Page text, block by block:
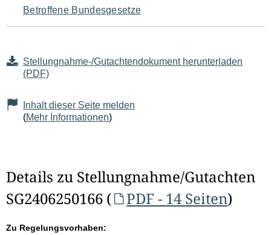
Betroffene Bundesgesetze
Stellungnahme-/Gutachtendokument herunterladen
(PDF)
Inhalt dieser Seite melden
(Mehr Informationen)
Details zu Stellungnahme/Gutachten
SG2406250166 (
PDF - 14 Seiten)
Zu Regelungsvorhaben: